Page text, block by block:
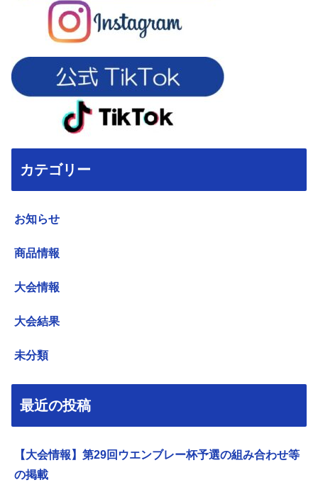
カテゴリー
お知らせ
商品情報
大会情報
大会結果
未分類
最近の投稿
【大会情報】第29回ウエンブレー杯予選の組み合わせ等
の掲載